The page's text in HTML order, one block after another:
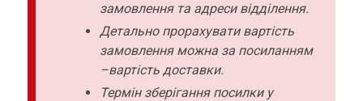
замовлення та адреси відділення.
Детально прорахувати вартість
замовлення можна за посиланням
–вартість доставки.
Термін зберігання посилки у